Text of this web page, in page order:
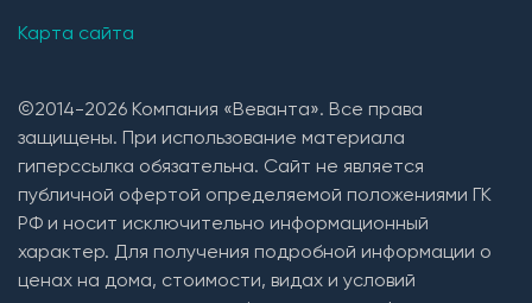
Карта сайта
©2014-2026 Компания «Веванта». Все права
защищены. При использование материала
гиперссылка обязательна. Сайт не является
публичной офертой определяемой положениями ГК
РФ и носит исключительно информационный
характер. Для получения подробной информации о
ценах на дома, стоимости, видах и условий